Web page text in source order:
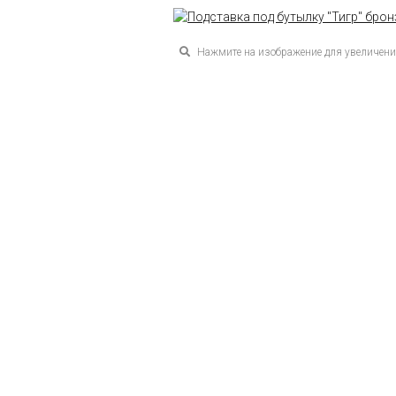
Нажмите на изображение для